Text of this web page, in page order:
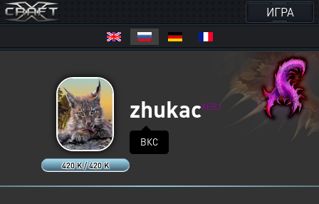
ИГРА
420 K / 420 K
zhukacXERJ
ВКС